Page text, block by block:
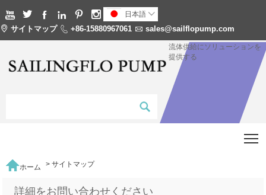
      日本語 
 サイトマップ  +86-15880967061  sales@sailflopump.com
流体供給にソリューションを
提供する
ホーム >サイトマップ
詳細をお問い合わせください